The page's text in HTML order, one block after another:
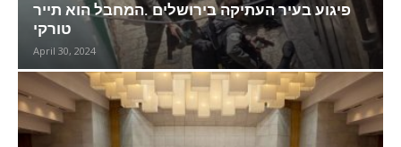
פיגוע בעיר העתיקה בירושלים .המחבל הוא תייר
טורקי
April 30, 2024